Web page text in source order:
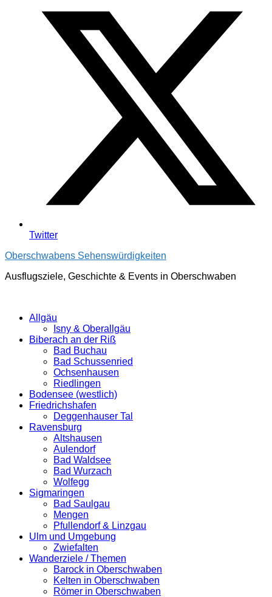
Twitter
Oberschwabens Sehenswürdigkeiten
Ausflugsziele, Geschichte & Events in Oberschwaben
Allgäu
Isny & Oberallgäu
Biberach an der Riß
Bad Buchau
Bad Schussenried
Ochsenhausen
Riedlingen
Bodensee (westlich)
Friedrichshafen
Deggenhauser Tal
Ravensburg
Altshausen
Aulendorf
Bad Waldsee
Bad Wurzach
Wolfegg
Sigmaringen
Bad Saulgau
Mengen
Pfullendorf & Linzgau
Ulm und Umgebung
Zwiefalten
Wanderziele / Themen
Barock in Oberschwaben
Kelten in Oberschwaben
Römer in Oberschwaben